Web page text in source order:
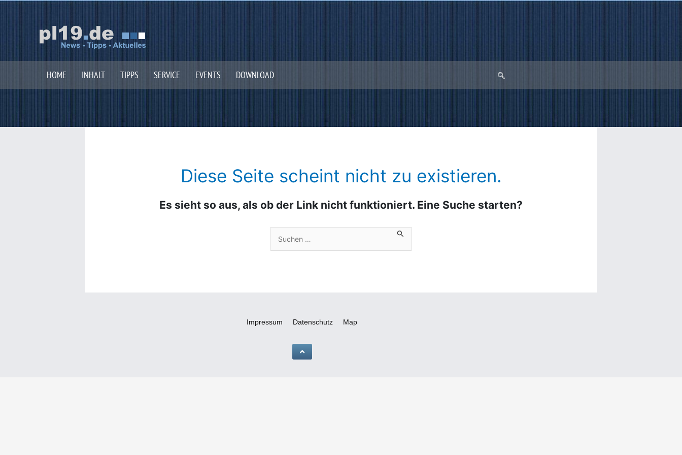
Zum
HOME INHALT TIPPS SERVICE EVENTS DOWNLOAD
Diese Seite scheint nicht zu existieren.
Es sieht so aus, als ob der Link nicht funktioniert. Eine Suche starten?
nach:
Impressum Datenschutz Map